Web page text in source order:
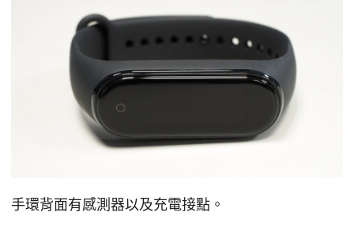
手環背面有感測器以及充電接點。